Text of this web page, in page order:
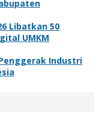
Libatkan 50
UMKM
Industri